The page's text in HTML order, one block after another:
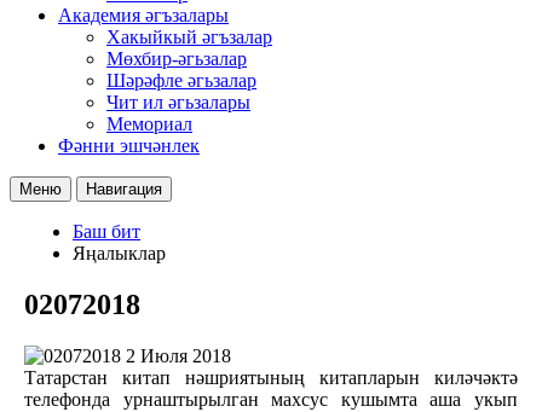
Академия әгъзалары
Хакыйкый әгъзалар
Мөхбир-әгьзалар
Шәрәфле әгьзалар
Чит ил әгьзалары
Мемориал
Фәнни эшчәнлек
Меню Навигация
Баш бит
Яңалыклар
02072018
2 Июля 2018
Татарстан китап нәшриятының китапларын киләчәктә
телефонда урнаштырылган махсус кушымта аша укып